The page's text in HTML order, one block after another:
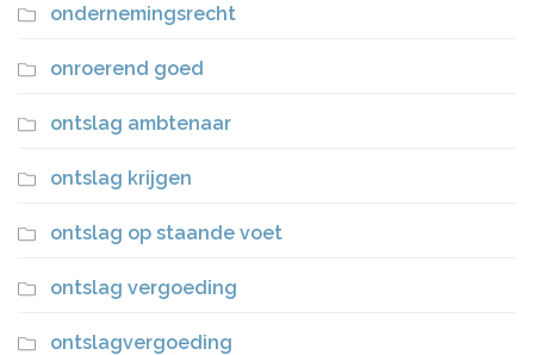
ondernemingsrecht
onroerend goed
ontslag ambtenaar
ontslag krijgen
ontslag op staande voet
ontslag vergoeding
ontslagvergoeding